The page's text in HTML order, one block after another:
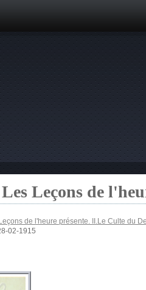
Leçons de
de l'heure présente. II.Le Culte du
02-1915